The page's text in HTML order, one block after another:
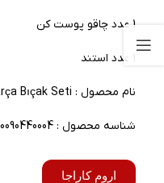
1 عدد چاقو پوست کن
1 عدد استند
نام محصول : Karaca Oscar Black 6 Parça Bıçak Seti
شناسه محصول : 000001000090440004
اروم کاراجا